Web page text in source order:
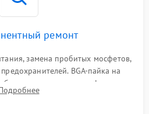
ремонт
замена пробитых мосфетов,
BGA-пайка на
или замена графического
GDDR. Прошивка BIOS